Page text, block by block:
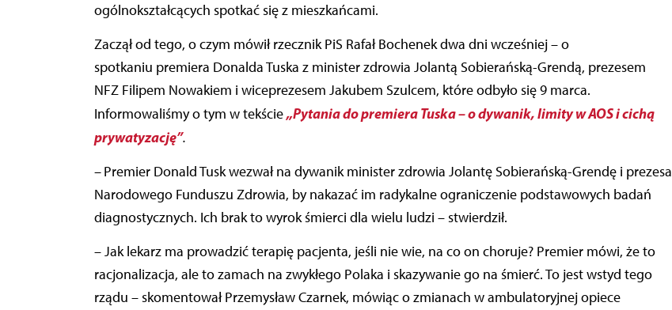
ogólnokształcących spotkać się z mieszkańcami.
Zaczął od tego, o czym mówił rzecznik PiS Rafał Bochenek dwa dni wcześniej – o
spotkaniu premiera Donalda Tuska z minister zdrowia Jolantą Sobierańską-Grendą, prezesem
NFZ Filipem Nowakiem i wiceprezesem Jakubem Szulcem, które odbyło się 9 marca.
Informowaliśmy o tym w tekście„Pytania do premiera Tuska – o dywanik, limity w AOS i cichą
prywatyzację”.
–Premier Donald Tusk wezwał na dywanik minister zdrowia Jolantę Sobierańską-Grendę i prezesa
Narodowego Funduszu Zdrowia, by nakazać im radykalne ograniczenie podstawowych badań
diagnostycznych. Ich brak to wyrok śmierci dla wielu ludzi – stwierdził.
– Jak lekarz ma prowadzić terapię pacjenta, jeśli nie wie, na co on choruje? Premier mówi, że to
racjonalizacja, ale to zamach na zwykłego Polaka i skazywanie go na śmierć. To jest wstyd tego
rządu – skomentował Przemysław Czarnek, mówiąc o zmianach w ambulatoryjnej opiece